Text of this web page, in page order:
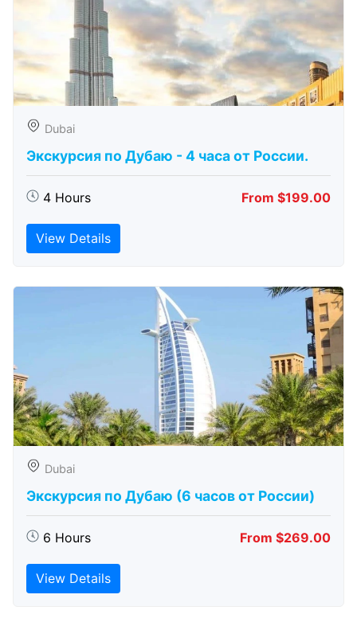
Dubai
Экскурсия по Дубаю - 4 часа от России.
4 Hours From $199.00
View Details
Dubai
Экскурсия по Дубаю (6 часов от России)
6 Hours From $269.00
View Details